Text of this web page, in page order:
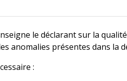
le déclarant sur la
anomalies présentes dans la
: